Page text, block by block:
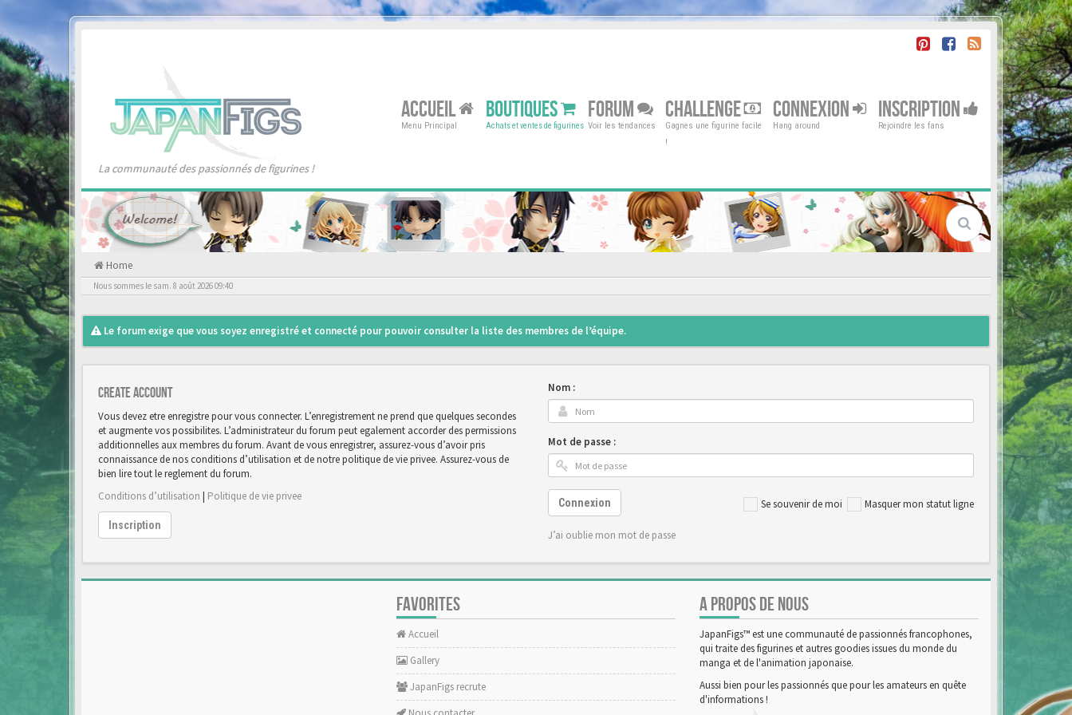
La communauté des passionnés de figurines !
ACCUEIL
Menu Principal
BOUTIQUES
Achats et ventes de figurines
FORUM
Voir les tendances
CHALLENGE
Gagnes une figurine facile
!
CONNEXION
Hang around
INSCRIPTION
Rejoindre les fans
Home
Nous sommes le sam. 8 août 2026 09:40
Le forum exige que vous soyez enregistré et connecté pour pouvoir consulter la liste des membres de l’équipe.
Create account
Vous devez etre enregistre pour vous connecter. L’enregistrement ne prend que quelques secondes
et augmente vos possibilites. L’administrateur du forum peut egalement accorder des permissions
additionnelles aux membres du forum. Avant de vous enregistrer, assurez-vous d’avoir pris
connaissance de nos conditions d’utilisation et de notre politique de vie privee. Assurez-vous de
bien lire tout le reglement du forum.
Conditions d’utilisation | Politique de vie privee
Inscription
Nom :
Mot de passe :
Se souvenir de moi Masquer mon statut ligne
Connexion
J’ai oublie mon mot de passe
FAVORITES
Accueil
Gallery
JapanFigs recrute
A PROPOS DE NOUS
JapanFigs™ est une communauté de passionnés francophones,
qui traite des figurines et autres goodies issues du monde du
manga et de l'animation japonaise.
Aussi bien pour les passionnés que pour les amateurs en quête
d'informations !